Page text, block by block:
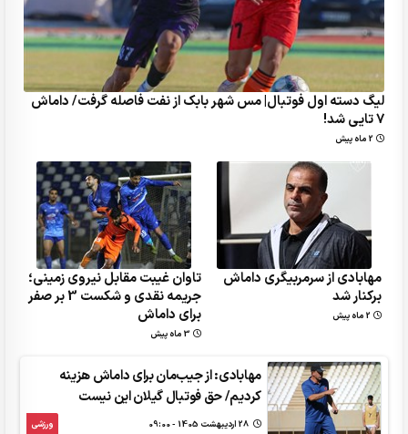
لیگ دسته اول فوتبال| مس شهر بابک از نفت فاصله گرفت/ داماش
7 تایی شد!
2 ماه پیش
مهابادی از سرمربیگری داماش
برکنار شد
2 ماه پیش
تاوان غیبت مقابل نیروی زمینی؛
جریمه نقدی و شکست 3 بر صفر
برای داماش
3 ماه پیش
مهابادی: از جیب‌مان برای داماش هزینه
کردیم/ حق فوتبال گیلان این نیست
ورزشی